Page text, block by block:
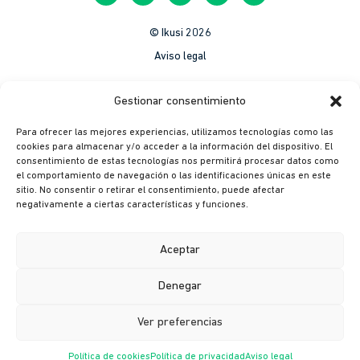
Gestionar consentimiento
Para ofrecer las mejores experiencias, utilizamos tecnologías como las
cookies para almacenar y/o acceder a la información del dispositivo. El
consentimiento de estas tecnologías nos permitirá procesar datos como
el comportamiento de navegación o las identificaciones únicas en este
sitio. No consentir o retirar el consentimiento, puede afectar
negativamente a ciertas características y funciones.
Aceptar
Denegar
Ver preferencias
Política de cookies Política de privacidadAviso legal
© Ikusi 2026
Aviso legal
Política de Privacidad
México
Colombia
México
Canal ético